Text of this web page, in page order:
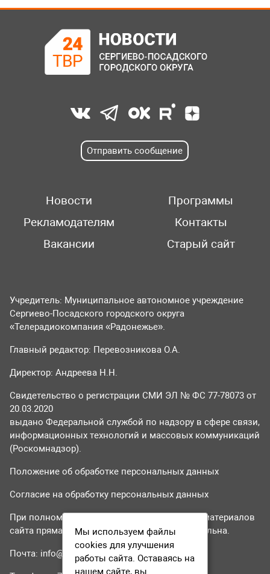
Отправить сообщение
Новости
Программы
Рекламодателям
Контакты
Вакансии
Старый сайт
Учредитель: Муниципальное автономное учреждение
Сергиево-Посадского городского округа
«Телерадиокомпания «Радонежье».
Главный редактор: Перевозникова О.А.
Директор: Андреева Н.Н.
Свидетельство о регистрации СМИ ЭЛ № ФС 77-78073 от
20.03.2020
выдано Федеральной службой по надзору в сфере связи,
информационных технологий и массовых коммуникаций
(Роскомнадзор).
Положение об обработке персональных данных
Согласие на обработку персональных данных
При полном или частичном использовании материалов
сайта прямая гиперссылка на tvr24.tv обязательна.
Почта: info@tvr24.tv
Мы используем файлы
cookies для улучшения
работы сайта. Оставаясь на
нашем сайте, вы